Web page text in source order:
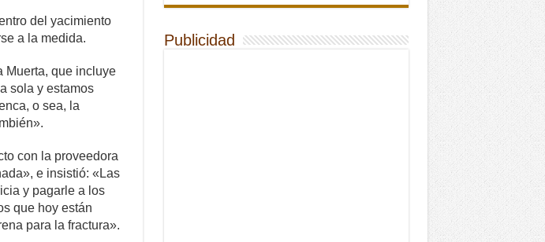
del yacimiento
a la medida.
Muerta, que incluye
sola y estamos
o sea, la
con la proveedora
e insistió: «Las
y pagarle a los
que hoy están
para la fractura».
Publicidad